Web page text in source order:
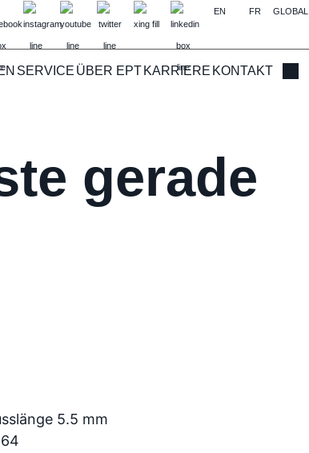
EN FR GLOBAL
SERVICE ÜBER EPTKARRIERE KONTAKT
gerade
5.5 mm